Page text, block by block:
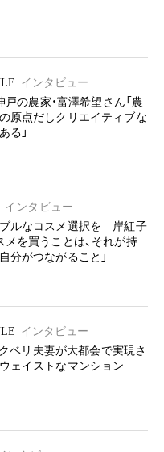
インタビュー
の農家・富澤希望さん「農
原点だしクリエイティブな
る」
インタビュー
ルなコスメ選択を 岸紅子
メを買うことは、それが持
分がつながること」
インタビュー
ベリ夫妻が大都会で実現さ
ェイストなマンション